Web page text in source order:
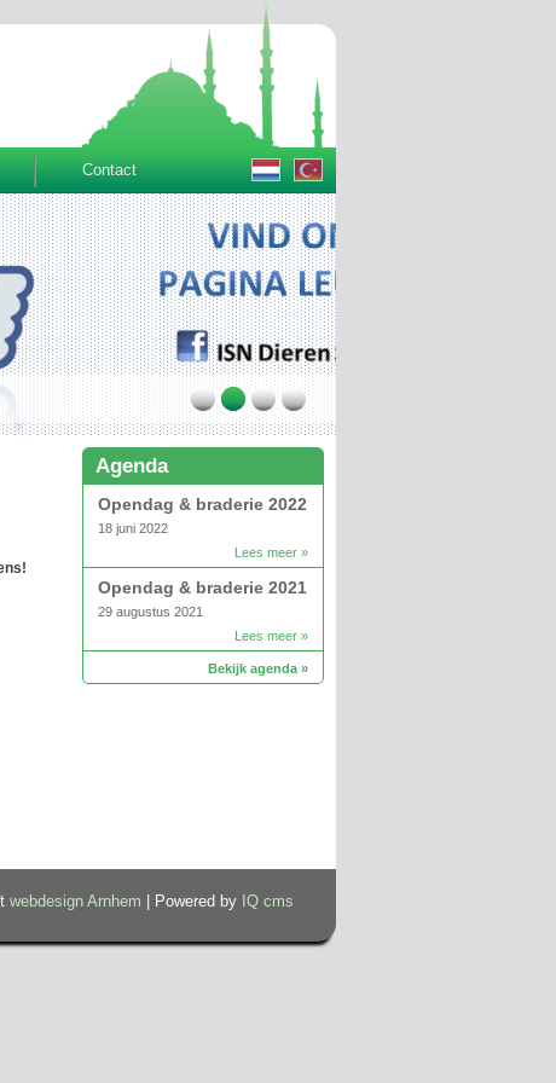
Contact
Agenda
Opendag & braderie 2022
18 juni 2022
Lees meer »
Opendag & braderie 2021
29 augustus 2021
Lees meer »
Bekijk agenda »
webdesign Arnhem | Powered by IQ cms